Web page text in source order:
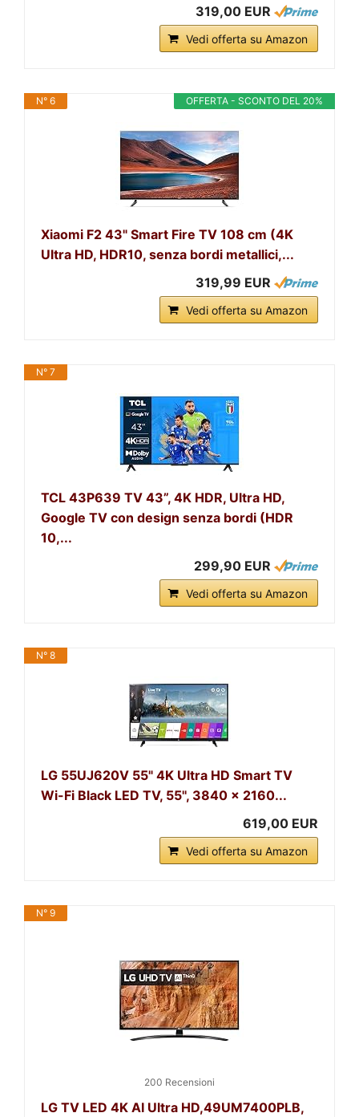
319,00 EUR
Vedi offerta su Amazon
OFFERTA - SCONTO DEL 20%
N° 6
Xiaomi F2 43" Smart Fire TV 108 cm (4K
Ultra HD, HDR10, senza bordi metallici,...
319,99 EUR
Vedi offerta su Amazon
N° 7
TCL 43P639 TV 43”, 4K HDR, Ultra HD,
Google TV con design senza bordi (HDR
10,...
299,90 EUR
Vedi offerta su Amazon
N° 8
LG 55UJ620V 55" 4K Ultra HD Smart TV
Wi-Fi Black LED TV, 55'', 3840 x 2160...
619,00 EUR
Vedi offerta su Amazon
N° 9
200 Recensioni
LG TV LED 4K AI Ultra HD,49UM7400PLB,